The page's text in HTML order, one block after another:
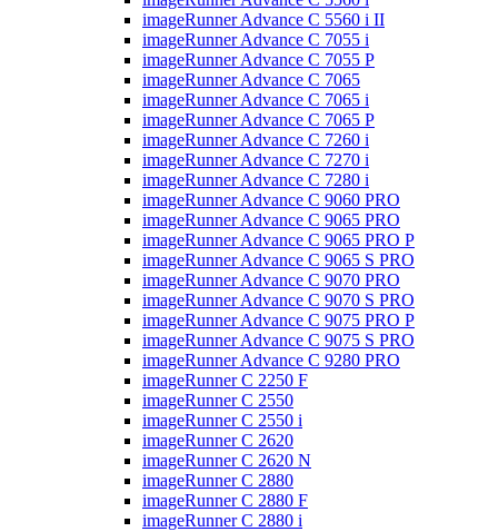
imageRunner Advance C 5560 i II
imageRunner Advance C 7055 i
imageRunner Advance C 7055 P
imageRunner Advance C 7065
imageRunner Advance C 7065 i
imageRunner Advance C 7065 P
imageRunner Advance C 7260 i
imageRunner Advance C 7270 i
imageRunner Advance C 7280 i
imageRunner Advance C 9060 PRO
imageRunner Advance C 9065 PRO
imageRunner Advance C 9065 PRO P
imageRunner Advance C 9065 S PRO
imageRunner Advance C 9070 PRO
imageRunner Advance C 9070 S PRO
imageRunner Advance C 9075 PRO P
imageRunner Advance C 9075 S PRO
imageRunner Advance C 9280 PRO
imageRunner C 2250 F
imageRunner C 2550
imageRunner C 2550 i
imageRunner C 2620
imageRunner C 2620 N
imageRunner C 2880
imageRunner C 2880 F
imageRunner C 2880 i